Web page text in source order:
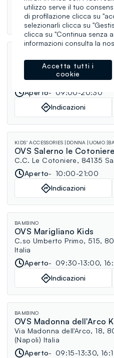
Aperto
09:30-13:30,
Indicazioni
OVS Ercolano
C.C. Le Pendici - Via sac.
80056 Ercolano (Napoli)
Aperto
09:00-20:30
Indicazioni
KIDS' ACCESSORIES DONNA UOMO
OVS Salerno le Cotoniere
C.C. Le Cotoniere, 84135
Aperto
10:00-21:00
Indicazioni
BAMBINO
OVS Marigliano Kids
C.so Umberto Primo, 515,
Italia
Aperto
09:30-13:00,
Indicazioni
BAMBINO
OVS Madonna dell'Arco
Via Madonna dell'Arco, 18,
(Napoli) Italia
Aperto
09:15-13:30,
utilizzo serve il tuo
di profilazione clicca su
selezionarli clicca su
clicca su "Continua senza
informazioni consulta la
Accetta tutti i
cookie